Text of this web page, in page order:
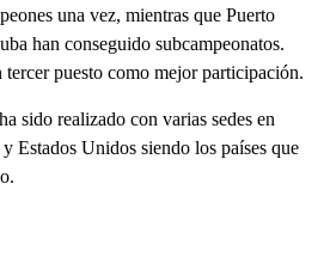
una vez, mientras que Puerto
han conseguido subcampeonatos.
puesto como mejor participación.
sido realizado con varias sedes en
Estados Unidos siendo los países que